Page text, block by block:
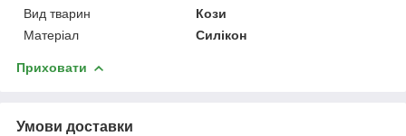
Вид тварин
Кози
Матеріал
Силікон
Приховати
Умови доставки